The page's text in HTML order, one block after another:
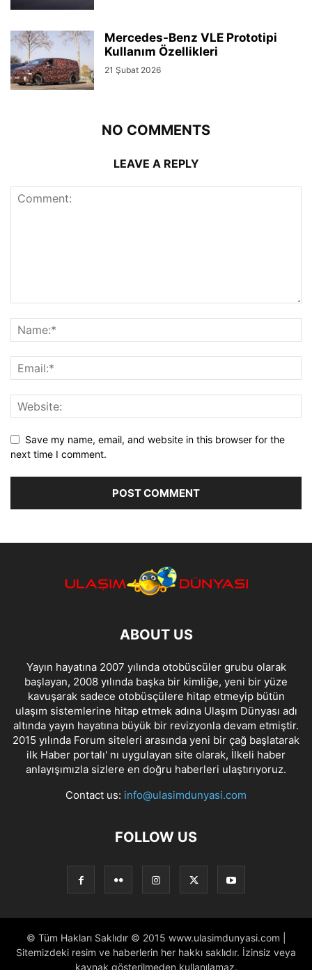
Mercedes-Benz VLE Prototipi
Kullanım Özellikleri
21 Şubat 2026
NO COMMENTS
LEAVE A REPLY
Save my name, email, and website in this browser for the
next time I comment.
ABOUT US
Yayın hayatına 2007 yılında otobüscüler grubu olarak
başlayan, 2008 yılında başka bir kimliğe, yeni bir yüze
kavuşarak sadece otobüsçülere hitap etmeyip bütün
ulaşım sistemlerine hitap etmek adına Ulaşım Dünyası adı
altında yayın hayatına büyük bir revizyonla devam etmiştir.
2015 yılında Forum siteleri arasında yeni bir çağ başlatarak
ilk Haber portalı' nı uygulayan site olarak, İlkeli haber
anlayışımızla sizlere en doğru haberleri ulaştırıyoruz.
Contact us: info@ulasimdunyasi.com
FOLLOW US
© Tüm Hakları Saklıdır © 2015 www.ulasimdunyasi.com |
Sitemizdeki resim ve haberlerin her hakkı saklıdır. İzinsiz veya
kaynak gösterilmeden kullanılamaz.